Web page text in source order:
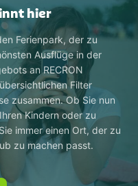
hier
Ferienpark, der zu
Ausflüge in der
an RECRON
Filter
zusammen. Ob Sie nun
Kindern oder zu
immer einen Ort, der zu
zu machen passt.